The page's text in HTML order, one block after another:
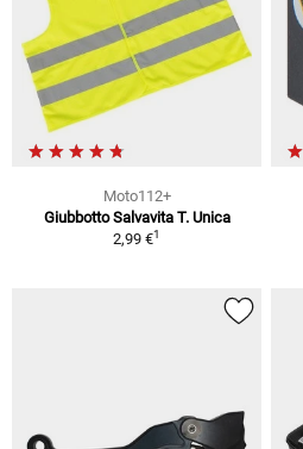
Moto112+
Giubbotto Salvavita T. Unica
2,99 €1